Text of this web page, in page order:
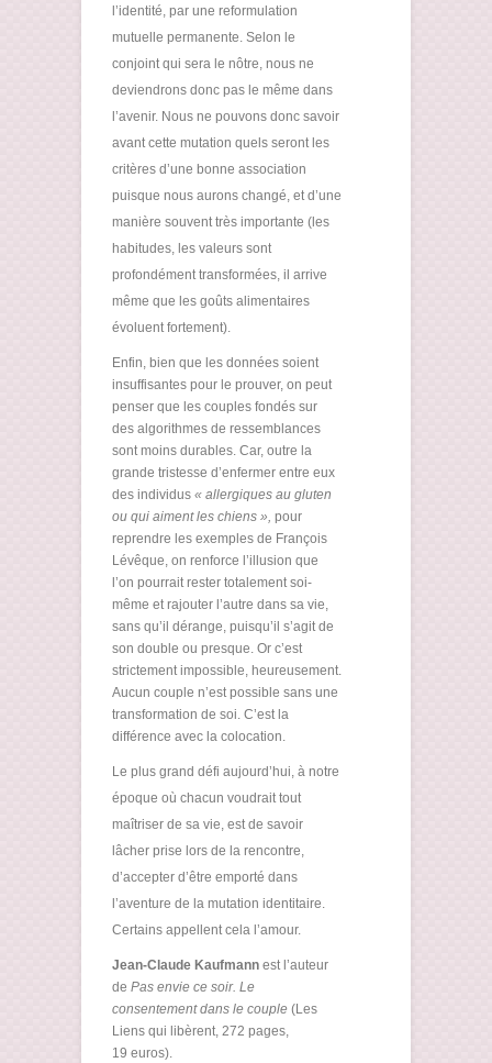
l’identité, par une reformulation
mutuelle permanente. Selon le
conjoint qui sera le nôtre, nous ne
deviendrons donc pas le même dans
l’avenir. Nous ne pouvons donc savoir
avant cette mutation quels seront les
critères d’une bonne association
puisque nous aurons changé, et d’une
manière souvent très importante (les
habitudes, les valeurs sont
profondément transformées, il arrive
même que les goûts alimentaires
évoluent fortement).
Enfin, bien que les données soient
insuffisantes pour le prouver, on peut
penser que les couples fondés sur
des algorithmes de ressemblances
sont moins durables. Car, outre la
grande tristesse d’enfermer entre eux
des individus « allergiques au gluten
ou qui aiment les chiens », pour
reprendre les exemples de François
Lévêque, on renforce l’illusion que
l’on pourrait rester totalement soi-
même et rajouter l’autre dans sa vie,
sans qu’il dérange, puisqu’il s’agit de
son double ou presque. Or c’est
strictement impossible, heureusement.
Aucun couple n’est possible sans une
transformation de soi. C’est la
différence avec la colocation.
Le plus grand défi aujourd’hui, à notre
époque où chacun voudrait tout
maîtriser de sa vie, est de savoir
lâcher prise lors de la rencontre,
d’accepter d’être emporté dans
l’aventure de la mutation identitaire.
Certains appellent cela l’amour.
Jean-Claude Kaufmann est l’auteur
de Pas envie ce soir. Le
consentement dans le couple (Les
Liens qui libèrent, 272 pages,
19 euros).